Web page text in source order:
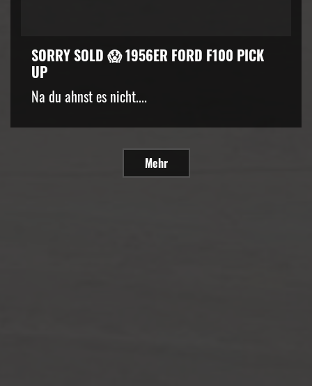
SORRY SOLD 😱 1956ER FORD F100 PICK
UP
Na du ahnst es nicht....
Mehr